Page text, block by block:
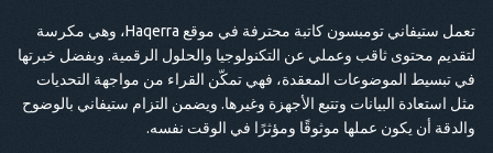
تعمل ستيفاني تومبسون كاتبة محترفة في موقع Haqerra، وهي مكرسة
لتقديم محتوى ثاقب وعملي عن التكنولوجيا والحلول الرقمية. وبفضل خبرتها
في تبسيط الموضوعات المعقدة، فهي تمكّن القراء من مواجهة التحديات
مثل استعادة البيانات وتتبع الأجهزة وغيرها. ويضمن التزام ستيفاني بالوضوح
والدقة أن يكون عملها موثوقًا ومؤثرًا في الوقت نفسه.